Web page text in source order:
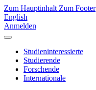
Zum Hauptinhalt Zum Footer
English
Anmelden
Studieninteressierte
Studierende
Forschende
Internationale